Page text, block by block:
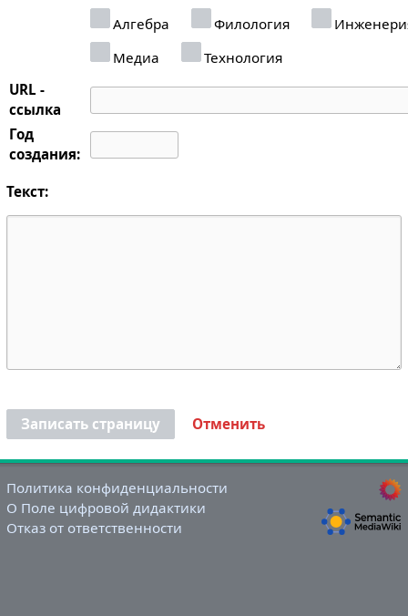
Алгебра
Филология
Медиа
Технология
URL -
ссылка
Год
создания:
Текст:
Записать страницу Отменить
Политика конфиденциальности
О Поле цифровой дидактики
Отказ от ответственности